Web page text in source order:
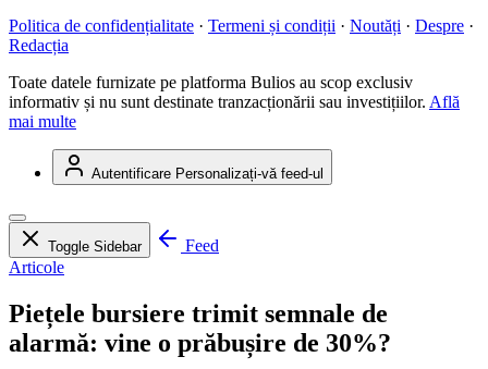
Politica de confidențialitate · Termeni și condiții · Noutăți · Despre ·
Redacția
Toate datele furnizate pe platforma Bulios au scop exclusiv
informativ și nu sunt destinate tranzacționării sau investițiilor. Află
mai multe
Autentificare Personalizați-vă feed-ul
Toggle Sidebar
Feed
Articole
Piețele bursiere trimit semnale de
alarmă: vine o prăbușire de 30%?